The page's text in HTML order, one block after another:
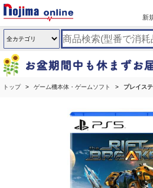
新
トップ ゲーム機本体・ゲームソフト プレイス